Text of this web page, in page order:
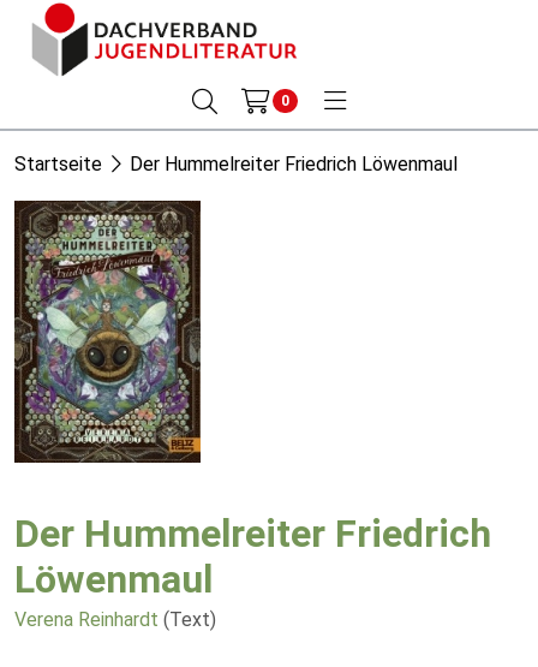
0
Startseite Der Hummelreiter Friedrich Löwenmaul
Der Hummelreiter Friedrich
Löwenmaul
Verena Reinhardt (Text)